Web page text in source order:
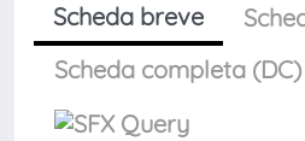
Scheda breve
Scheda completa (DC)